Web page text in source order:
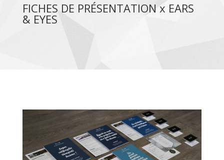
FICHES DE PRÉSENTATION x EARS
& EYES